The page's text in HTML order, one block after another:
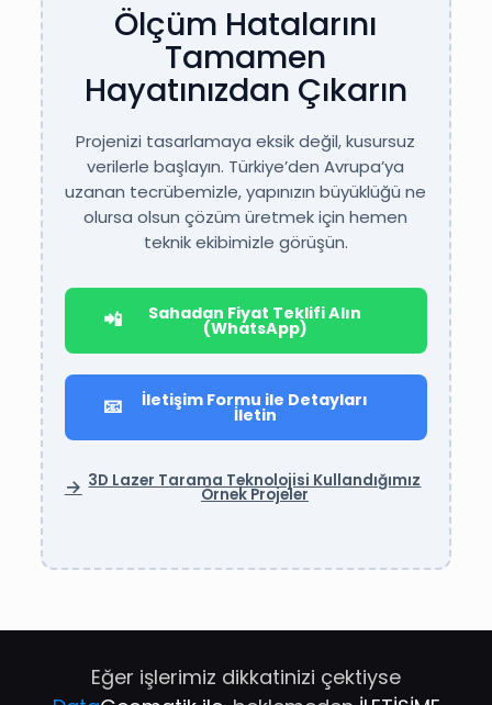
Ölçüm Hatalarını
Tamamen
Hayatınızdan Çıkarın
Projenizi tasarlamaya eksik değil, kusursuz
verilerle başlayın. Türkiye’den Avrupa’ya
uzanan tecrübemizle, yapınızın büyüklüğü ne
olursa olsun çözüm üretmek için hemen
teknik ekibimizle görüşün.
📲 Sahadan Fiyat Teklifi Alın
(WhatsApp)
📧 İletişim Formu ile Detayları
İletin
→ 3D Lazer Tarama Teknolojisi Kullandığımız
Örnek Projeler
Eğer işlerimiz dikkatinizi çektiyse